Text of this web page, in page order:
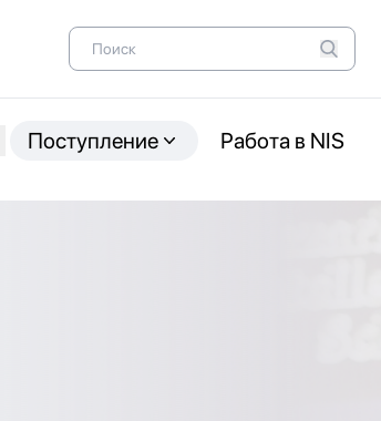
Поступление Работа в NIS